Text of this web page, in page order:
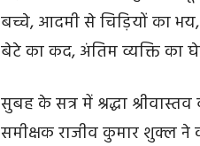
बच्चे, आदमी से चिड़ियों का
बेटे का कद, अंतिम व्यक्ति का
सुबह के सत्र में श्रद्धा
समीक्षक राजीव कुमार शुक्ल ने